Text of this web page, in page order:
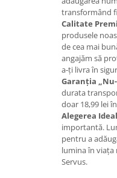
transformând
Calitate
produsele
de cea mai
angajăm să
a-ți livra în
Garanția
durata
doar 18,99 lei
Alegerea
importantă.
pentru a
lumina în viața
Servus.